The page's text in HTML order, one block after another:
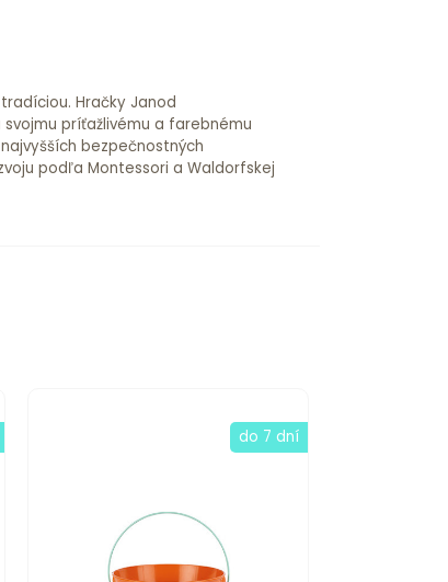
Hračky Janod
príťažlivému a farebnému
bezpečnostných
podľa Montessori a Waldorfskej
do 7 dní